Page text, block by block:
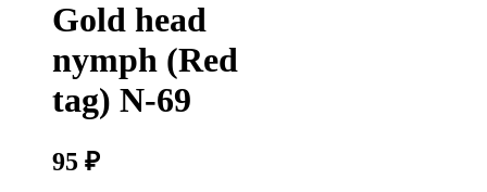
Gold head
nymph (Red
tag) N-69
95 ₽